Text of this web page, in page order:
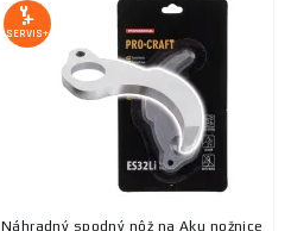
SERVIS+
Náhradný spodný nôž na Aku nožnice